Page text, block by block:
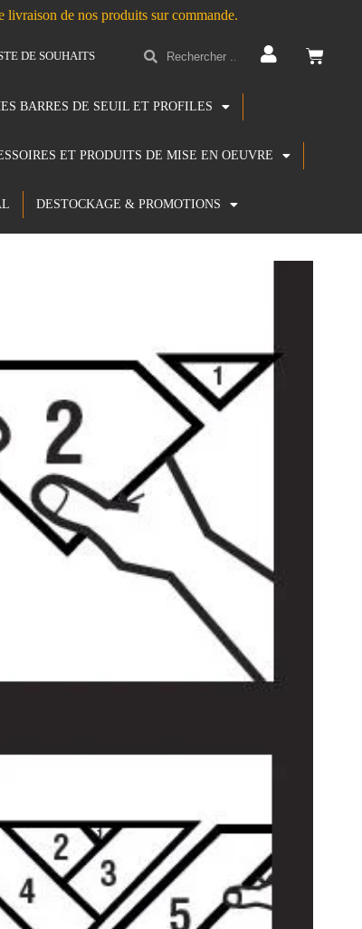
livraison de nos produits sur commande.
DE SOUHAITS
BARRES DE SEUIL ET PROFILES
ET PRODUITS DE MISE EN OEUVRE
DESTOCKAGE & PROMOTIONS